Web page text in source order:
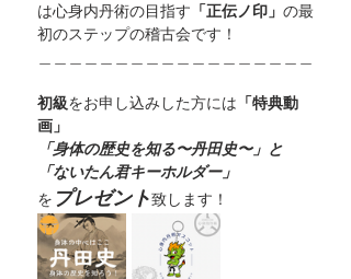
は心身内丹術の目指す 「正伝ノ印」 の最
初のステップの稽古会です！
初級をお申し込みした方には 「特典動
画」
「身体の歴史を知る〜丹田史〜」と
「ないたん君キーホルダー」
を プレゼント致します！